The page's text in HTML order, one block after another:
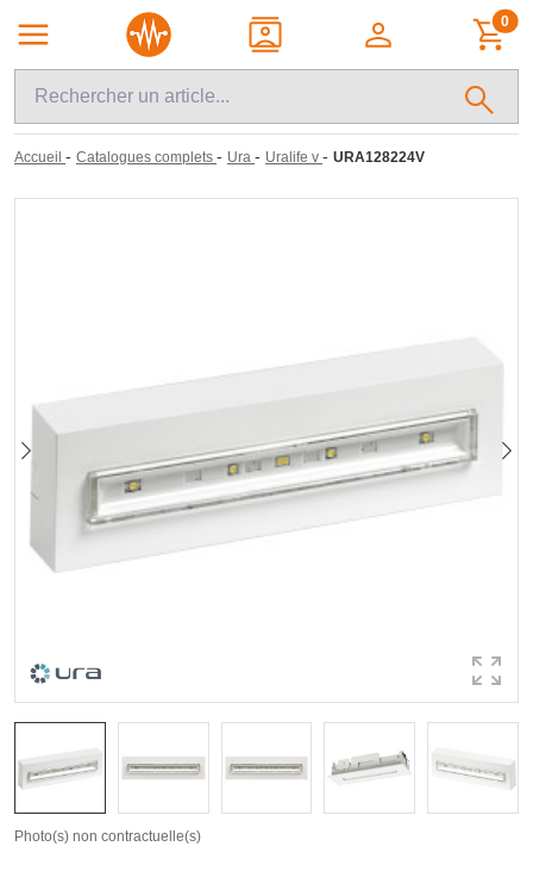
0
Accueil - Catalogues complets - Ura - Uralife v - URA128224V
Photo(s) non contractuelle(s)